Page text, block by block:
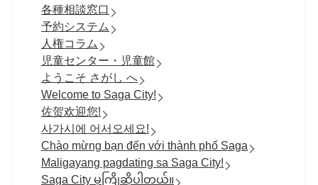
各種相談窓口
予約システム
人権コラム
児童センター・児童館
ようこそ さがし へ
Welcome to Saga City!
佐贺欢迎您!
사가시에 어서오세요!
Chào mừng bạn đến với thành phố Saga
Maligayang pagdating sa Saga City!
Saga City မှကြိုဆိုပါတယ်။